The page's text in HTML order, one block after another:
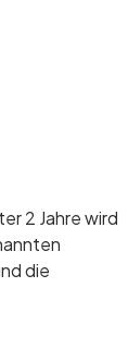
2 Jahre wird
die